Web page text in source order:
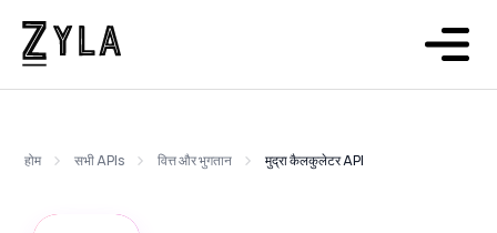
होम सभी APIs वित्त और भुगतान मुद्रा कैलकुलेटर API